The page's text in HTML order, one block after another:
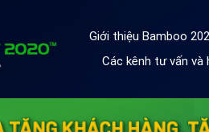
Giới thiệu Bamboo
Các kênh tư vấn và